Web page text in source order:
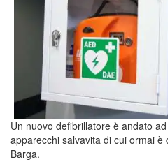
Un nuovo defibrillatore è andato
apparecchi salvavita di cui ormai è
Barga.